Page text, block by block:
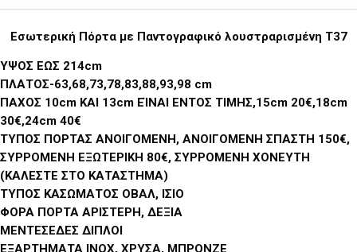
Εσωτερική Πόρτα με Παντογραφικό λουστραρισμένη T37
ΥΨΟΣ ΕΩΣ 214cm
ΠΛΑΤΟΣ-63,68,73,78,83,88,93,98 cm
ΠΑΧΟΣ 10cm ΚΑΙ 13cm ΕΊΝΑΙ ΕΝΤΟΣ ΤΙΜΗΣ,15cm 20€,18cm
30€,24cm 40€
ΤΥΠΟΣ ΠΟΡΤΑΣ ΑΝΟΙΓΟΜΕΝΗ, ΑΝΟΙΓΟΜΕΝΗ ΣΠΑΣΤΗ 150€,
ΣΥΡΡΟΜΕΝΗ ΕΞΩΤΕΡΙΚΗ 80€, ΣΥΡΡΟΜΕΝΗ ΧΟΝΕΥΤΗ
(ΚΑΛΕΣΤΕ ΣΤΟ ΚΑΤΑΣΤΗΜΑ)
ΤΥΠΟΣ ΚΑΣΩΜΑΤΟΣ ΟΒΑΛ, ΙΣΙΟ
ΦΟΡΑ ΠΟΡΤΑ ΑΡΙΣΤΕΡΗ, ΔΕΞΙΑ
ΜΕΝΤΕΣΕΔΕΣ ΔΙΠΛΟΙ
ΕΞΑΡΤΗΜΑΤΑ ΙΝΟΧ, ΧΡΥΣΑ, ΜΠΡΟΝΖΕ